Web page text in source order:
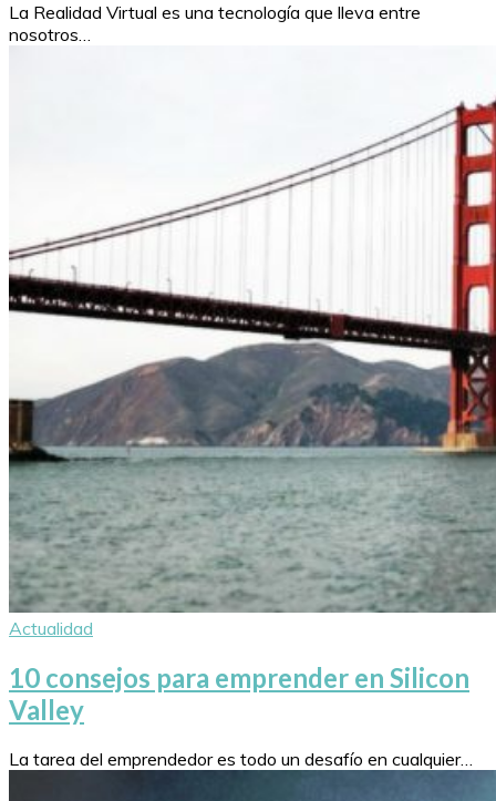
La Realidad Virtual es una tecnología que lleva entre
nosotros…
Actualidad
10 consejos para emprender en Silicon
Valley
La tarea del emprendedor es todo un desafío en cualquier…